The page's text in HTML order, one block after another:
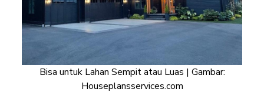
Bisa untuk Lahan Sempit atau Luas | Gambar:
Houseplansservices.com